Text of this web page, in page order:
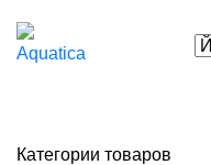
Категории товаров